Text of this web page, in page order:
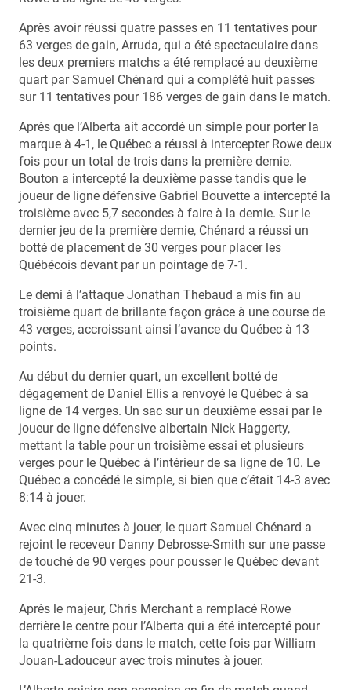
Après avoir réussi quatre passes en 11 tentatives pour
63 verges de gain, Arruda, qui a été spectaculaire dans
les deux premiers matchs a été remplacé au deuxième
quart par Samuel Chénard qui a complété huit passes
sur 11 tentatives pour 186 verges de gain dans le match.
Après que l’Alberta ait accordé un simple pour porter la
marque à 4-1, le Québec a réussi à intercepter Rowe deux
fois pour un total de trois dans la première demie.
Bouton a intercepté la deuxième passe tandis que le
joueur de ligne défensive Gabriel Bouvette a intercepté la
troisième avec 5,7 secondes à faire à la demie. Sur le
dernier jeu de la première demie, Chénard a réussi un
botté de placement de 30 verges pour placer les
Québécois devant par un pointage de 7-1.
Le demi à l’attaque Jonathan Thebaud a mis fin au
troisième quart de brillante façon grâce à une course de
43 verges, accroissant ainsi l’avance du Québec à 13
points.
Au début du dernier quart, un excellent botté de
dégagement de Daniel Ellis a renvoyé le Québec à sa
ligne de 14 verges. Un sac sur un deuxième essai par le
joueur de ligne défensive albertain Nick Haggerty,
mettant la table pour un troisième essai et plusieurs
verges pour le Québec à l’intérieur de sa ligne de 10. Le
Québec a concédé le simple, si bien que c’était 14-3 avec
8:14 à jouer.
Avec cinq minutes à jouer, le quart Samuel Chénard a
rejoint le receveur Danny Debrosse-Smith sur une passe
de touché de 90 verges pour pousser le Québec devant
21-3.
Après le majeur, Chris Merchant a remplacé Rowe
derrière le centre pour l’Alberta qui a été intercepté pour
la quatrième fois dans le match, cette fois par William
Jouan-Ladouceur avec trois minutes à jouer.